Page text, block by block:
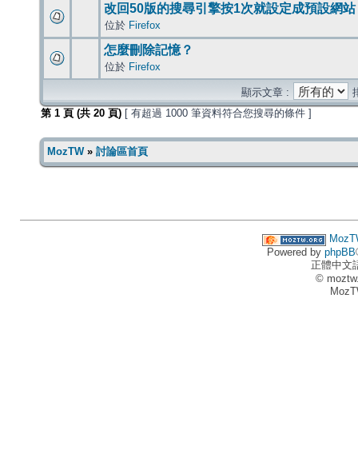
改回50版的搜尋引擎按1次就設定成預設網站
位於 Firefox
怎麼刪除記憶？
位於 Firefox
顯示文章 :
第 1 頁 (共 20 頁) [ 有超過 1000 筆資料符合您搜尋的條件 ]
MozTW» 討論區首頁
Powered by phpBB
正體中文
©